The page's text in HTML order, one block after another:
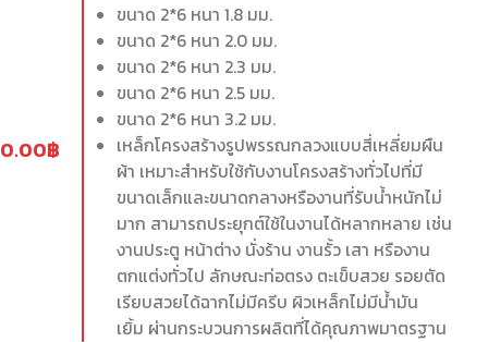
0.00฿
ขนาด 2*6 หนา 1.8 มม.
ขนาด 2*6 หนา 2.0 มม.
ขนาด 2*6 หนา 2.3 มม.
ขนาด 2*6 หนา 2.5 มม.
ขนาด 2*6 หนา 3.2 มม.
เหล็กโครงสร้างรูปพรรณกลวงแบบสี่เหลี่ยมผืน
ผ้า เหมาะสำหรับใช้กับงานโครงสร้างทั่วไปที่มี
ขนาดเล็กและขนาดกลางหรืองานที่รับน้ำหนักไม่
มาก สามารถประยุกต์ใช้ในงานได้หลากหลาย เช่น
งานประตู หน้าต่าง นั่งร้าน งานรั้ว เสา หรืองาน
ตกแต่งทั่วไป ลักษณะท่อตรง ตะเข็บสวย รอยตัด
เรียบสวยได้ฉากไม่มีครีบ ผิวเหล็กไม่มีน้ำมัน
เยิ้ม ผ่านกระบวนการผลิตที่ได้คุณภาพมาตรฐาน